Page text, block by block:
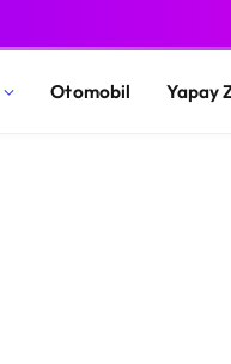
Otomobil Yapay